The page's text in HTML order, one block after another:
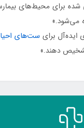
می‌شود.»
ایده‌آل برای ست‌های احیا
دهند.»